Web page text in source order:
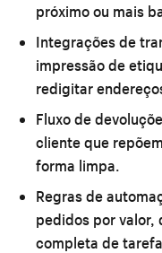
próximo ou mais
Integrações de
impressão de
redigitar
Fluxo de
cliente que
forma limpa.
Regras de
pedidos por valor,
completa de